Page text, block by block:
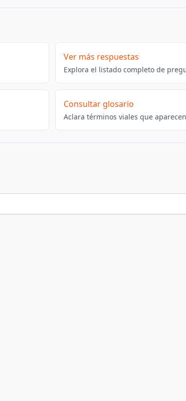
Ver más respuestas
Explora el listado completo de
Consultar glosario
Aclara términos viales que